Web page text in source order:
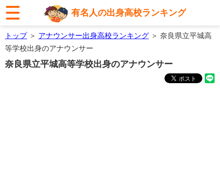
有名人の出身高校ランキング
トップ＞ アナウンサー出身高校ランキング ＞ 奈良県立平城高
等学校出身のアナウンサー
奈良県立平城高等学校出身のアナウンサー